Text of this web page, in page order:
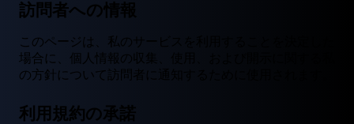
訪問者への情報
このページは、私のサービスを利用することを決定した
場合に、個人情報の収集、使用、および開示に関する私
の方針について訪問者に通知するために使用されます。
利用規約の承諾